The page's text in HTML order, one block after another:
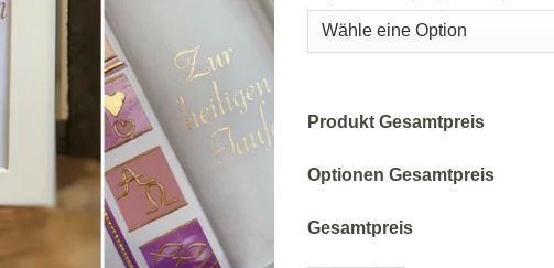
Produkt Gesamtpreis
Optionen Gesamtpreis
Gesamtpreis